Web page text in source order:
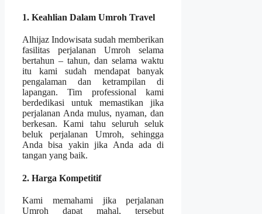
1. Keahlian Dalam Umroh Travel
Alhijaz Indowisata sudah memberikan
fasilitas perjalanan Umroh selama
bertahun – tahun, dan selama waktu
itu kami sudah mendapat banyak
pengalaman dan ketrampilan di
lapangan. Tim professional kami
berdedikasi untuk memastikan jika
perjalanan Anda mulus, nyaman, dan
berkesan. Kami tahu seluruh seluk
beluk perjalanan Umroh, sehingga
Anda bisa yakin jika Anda ada di
tangan yang baik.
2. Harga Kompetitif
Kami memahami jika perjalanan
Umroh dapat mahal, tersebut